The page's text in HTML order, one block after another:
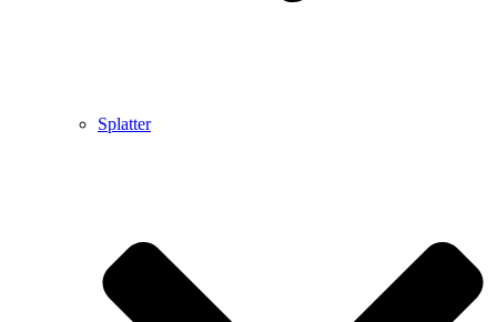
Splatter